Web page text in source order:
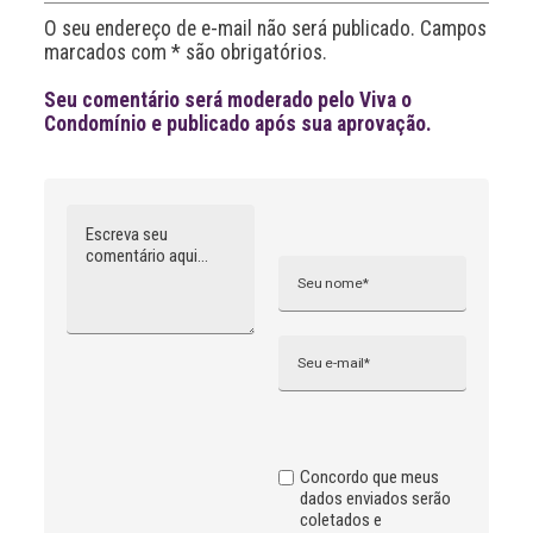
i
v
O seu endereço de e-mail não será publicado. Campos
marcados com * são obrigatórios.
Seu comentário será moderado pelo Viva o
Condomínio e publicado após sua aprovação.
Concordo que meus
dados enviados serão
coletados e
n